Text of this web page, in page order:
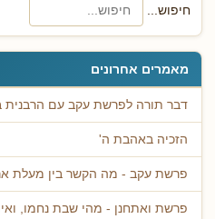
חיפוש...
מאמרים אחרונים
דבר תורה לפרשת עקב עם הרבנית
הזכיה באהבת ה'
פרשת עקב - מה הקשר בין מעלת
פרשת ואתחנן - מהי שבת נחמו,